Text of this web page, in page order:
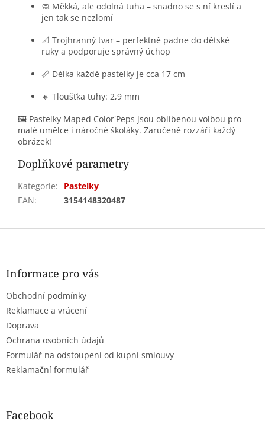
🧼 Měkká, ale odolná tuha – snadno se s ní kreslí a
jen tak se nezlomí
📐 Trojhranný tvar – perfektně padne do dětské
ruky a podporuje správný úchop
📏 Délka každé pastelky je cca 17 cm
🔸 Tloušťka tuhy: 2,9 mm
🖼️ Pastelky Maped Color'Peps jsou oblíbenou volbou pro
malé umělce i náročné školáky. Zaručeně rozzáří každý
obrázek!
Doplňkové parametry
Kategorie:
Pastelky
EAN: 3154148320487
Z
Informace pro vás
Obchodní podmínky
Reklamace a vrácení
Doprava
Ochrana osobních údajů
Formulář na odstoupení od kupní smlouvy
Reklamační formulář
Facebook